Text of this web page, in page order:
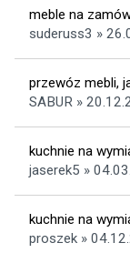
meble na
suderuss3 »
przewóz mebli,
SABUR »
kuchnie na
jaserek5 »
kuchnie na
proszek »